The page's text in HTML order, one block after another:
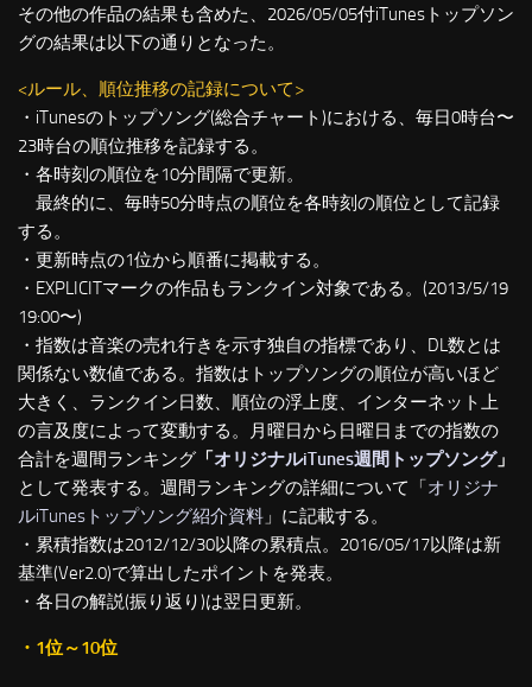
その他の作品の結果も含めた、2026/05/05付iTunesトップソン
グの結果は以下の通りとなった。
<ルール、順位推移の記録について>
・iTunesのトップソング(総合チャート)における、毎日0時台〜
23時台の順位推移を記録する。
・各時刻の順位を10分間隔で更新。
最終的に、毎時50分時点の順位を各時刻の順位として記録
する。
・更新時点の1位から順番に掲載する。
・EXPLICITマークの作品もランクイン対象である。(2013/5/19
19:00〜)
・指数は音楽の売れ行きを示す独自の指標であり、DL数とは
関係ない数値である。指数はトップソングの順位が高いほど
大きく、ランクイン日数、順位の浮上度、インターネット上
の言及度によって変動する。月曜日から日曜日までの指数の
合計を週間ランキング 「オリジナルiTunes週間トップソング」
として発表する。週間ランキングの詳細について「オリジナ
ルiTunesトップソング紹介資料 」に記載する。
・累積指数は2012/12/30以降の累積点。2016/05/17以降は新
基準(Ver2.0)で算出したポイントを発表。
・各日の解説(振り返り)は翌日更新。
・1位～10位